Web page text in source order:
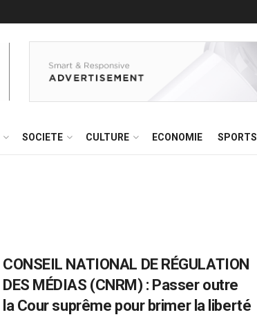
SOCIETE CULTURE ECONOMIE SPORTS
CONSEIL NATIONAL DE RÉGULATION
DES MÉDIAS (CNRM) : Passer outre
la Cour suprême pour brimer la liberté